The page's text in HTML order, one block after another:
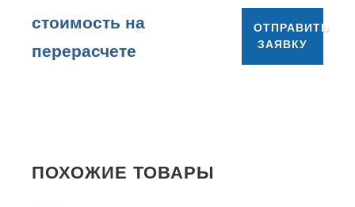
cтоимость на
перерасчете
ОТПРАВИТЬ
ЗАЯВКУ
ПОХОЖИЕ ТОВАРЫ